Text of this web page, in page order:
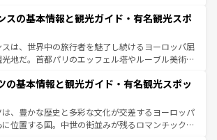
新着のイタリア情報はコンテンツ一覧を参照してほ
根付くこの国では、情熱的なフラメンコ、熱気あふ
牛、そして美味しいタパスが生活の一部となってい
都マドリードの洗練された雰囲気や、バルセロナの
溢れた街角から、地方では古代ローマ遺跡や中世
地方によって風土や気候が異なるスペインはその個
一覧 を参照してほしい。
スの基本情報と観光ガイド・有名観光スポ
スは、世界中の旅行者を魅了し続けるヨーロッパ屈
地だ。首都パリのエッフェル塔やルーブル美術館
広い魅力が詰まっている。華麗な宮殿、歴史的な大
美しいビーチ、そして豊かな自然が、訪れる者を心
了する。また、フランスは美食の国としても知ら
ランス料理はユネスコ無形文化遺産にも登録されて
の基本情報と観光ガイド・有名観光スポッ
は、豊かな歴史と多彩な文化が交差するヨーロッパ
に位置する国。中世の街並みが残るロマンチック街